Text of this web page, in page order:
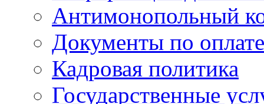
Антимонопольный
Документы по
Кадровая политика
Государственные